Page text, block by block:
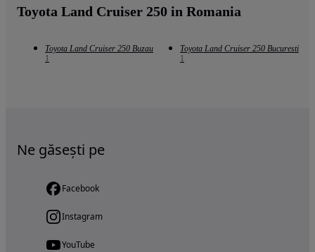
Toyota Land Cruiser 250 in Romania
Toyota Land Cruiser 250 Buzau
1
Toyota Land Cruiser 250 Bucuresti
1
Ne găsești pe
Facebook
Instagram
YouTube